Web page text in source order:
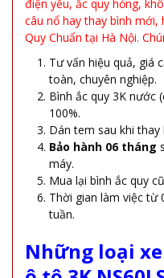
điện yếu, ắc quy hỏng,
câu nổ hay thay bình
Quy Chuẩn tại Hà Nội.
Tư vấn hiệu quả, giá
toàn, chuyên nghiệp.
Bình ắc quy 3K nước
100%.
Dán tem sau khi
Bảo hành 06 tháng
máy.
Mua lại bình ắc quy
Thời gian làm việc từ
tuần.
Những loại